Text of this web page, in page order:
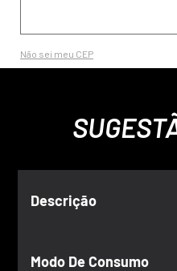
Não sei meu CEP
Descrição
Modo De Consumo